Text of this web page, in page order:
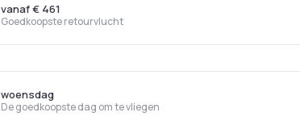
Goedkoopste retourvlucht
vanaf € 461
De goedkoopste dag om te vliegen
woensdag